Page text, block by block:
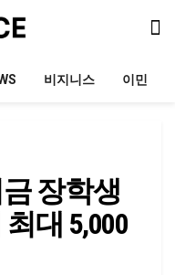
비지니스 이민
장학생
대 5,000